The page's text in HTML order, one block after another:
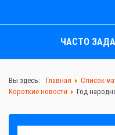
ЧАСТО
Вы здесь: Главная
Список
Короткие новости
Год